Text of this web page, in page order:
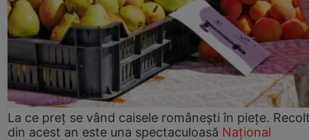
La ce preț se vând caisele românești în piețe.
din acest an este una spectaculoasă Național